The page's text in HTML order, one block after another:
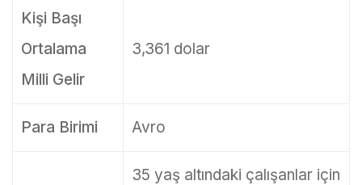
Kişi Başı
Ortalama
Milli Gelir
3,361 dolar
Para Birimi Avro
35 yaş altındaki çalışanlar için